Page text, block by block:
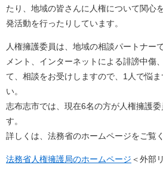
たり、地域の皆さんに人権について関心
発活動を行ったりしています。
人権擁護委員は、地域の相談パートナー
メント、インターネットによる誹謗中傷
て、相談をお受けしますので、1人で悩
い。
志布志市では、現在6名の方が人権擁護
す。
詳しくは、法務省のホームページをご覧く
法務省人権擁護局のホームページ ＜外部